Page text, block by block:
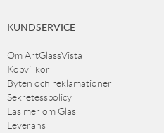
KUNDSERVICE
Om ArtGlassVista
Köpvillkor
Byten och reklamationer
Sekretesspolicy
Läs mer om Glas
Leverans